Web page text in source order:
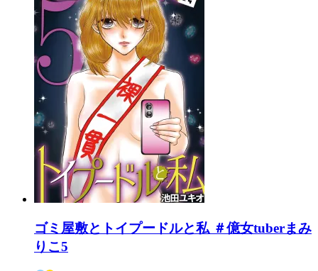
ゴミ屋敷とトイプードルと私 ＃億女tuberまみ
りこ5